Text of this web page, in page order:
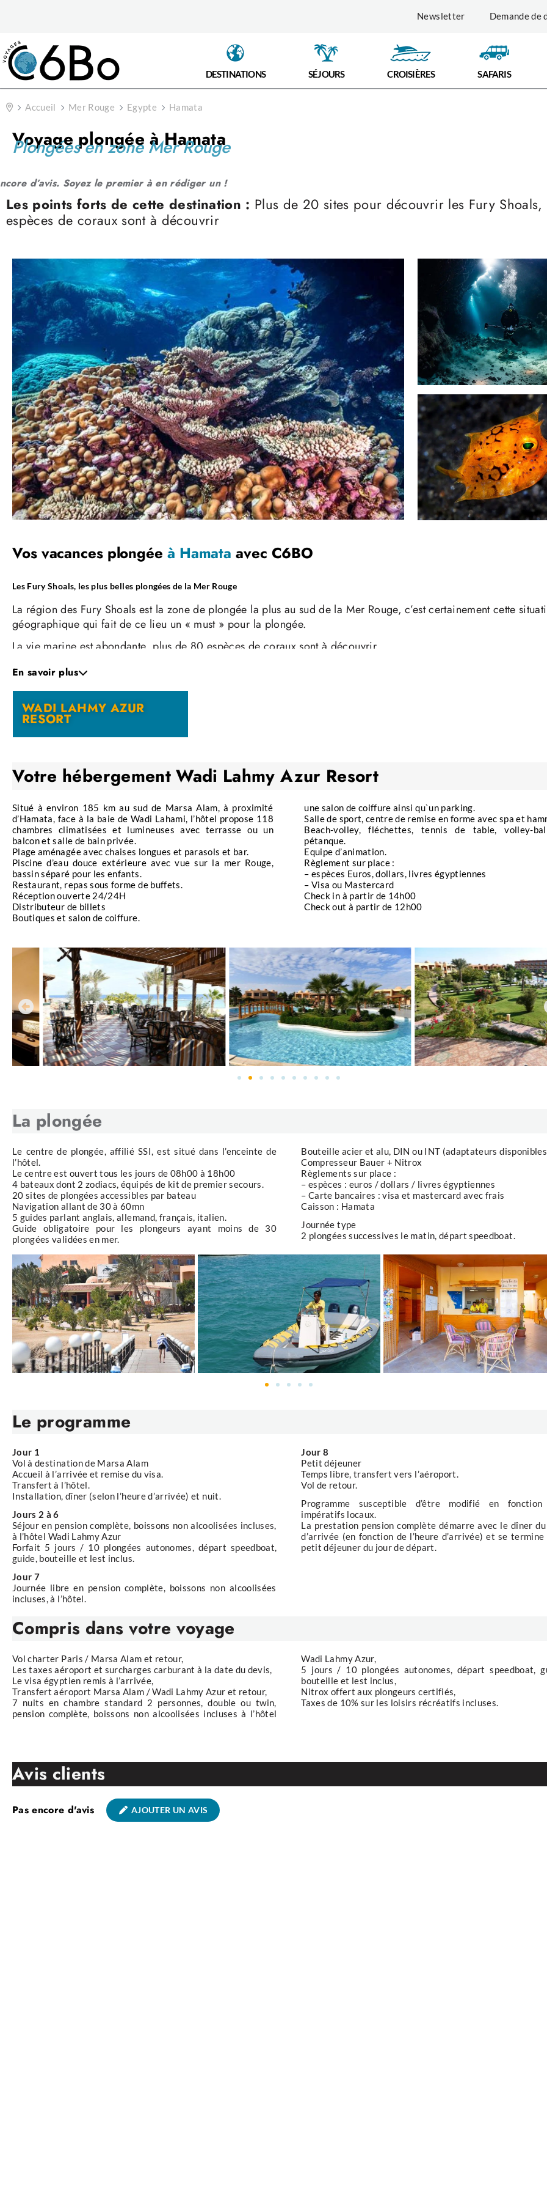
Newsletter Demande de
DESTINATIONS SÉJOURS CROISIÈRES SAFARIS
Accueil Mer Rouge Egypte Hamata
Voyage plongée à Hamata
Plongées en zone Mer Rouge
d’avis. Soyez le premier à en rédiger un !
Les points forts de cette destination : Plus de 20 sites pour découvrir les Fury
espèces de coraux sont à découvrir
Vos vacances plongée à Hamata avec C6BO
Les Fury Shoals, les plus belles plongées de la Mer Rouge
La région des Fury Shoals est la zone de plongée la plus au sud de la Mer Rouge, c’est certainement cette
géographique qui fait de ce lieu un « must » pour la plongée.
La vie marine est abondante, plus de 80 espèces de coraux sont à découvrir.
Au final, c’est une vingtaine de sites qui vont être accessibles, soit en house reef, soit par bateau et le tout dans
ambiance décontractée, propice à l’émerveillement.
En savoir plus
WADI LAHMY AZUR
RESORT
Votre hébergementWadi Lahmy Azur Resort
Situé à environ 185 km au sud de Marsa Alam, à proximité
d’Hamata, face à la baie de Wadi Lahami, l’hôtel propose 118
chambres climatisées et lumineuses avec terrasse ou un
balcon et salle de bain privée.
Plage aménagée avec chaises longues et parasols et bar.
Piscine d’eau douce extérieure avec vue sur la mer Rouge,
bassin séparé pour les enfants.
Restaurant, repas sous forme de buffets.
Réception ouverte 24/24H
Distributeur de billets
Boutiques et salon de coiffure.
une salon de coiffure ainsi qu`un parking.
Salle de sport, centre de remise en forme avec spa et
Beach-volley, fléchettes, tennis de table, volley-
pétanque.
Equipe d’animation.
Règlement sur place :
– espèces Euros, dollars, livres égyptiennes
– Visa ou Mastercard
Check in à partir de 14h00
Check out à partir de 12h00
La plongée
Le centre de plongée, affilié SSI, est situé dans l’enceinte de
l’hôtel.
Le centre est ouvert tous les jours de 08h00 à 18h00
4 bateaux dont 2 zodiacs, équipés de kit de premier secours.
20 sites de plongées accessibles par bateau
Navigation allant de 30 à 60mn
5 guides parlant anglais, allemand, français, italien.
Guide obligatoire pour les plongeurs ayant moins de 30
plongées validées en mer.
Bouteille acier et alu, DIN ou INT (adaptateurs
Compresseur Bauer + Nitrox
Règlements sur place :
– espèces : euros / dollars / livres égyptiennes
– Carte bancaires : visa et mastercard avec frais
Caisson : Hamata
Journée type
2 plongées successives le matin, départ speedboat.
Le programme
Jour 1
Vol à destination de Marsa Alam
Accueil à l’arrivée et remise du visa.
Transfert à l’hôtel.
Installation, dîner (selon l’heure d’arrivée) et nuit.
Jours 2 à 6
Séjour en pension complète, boissons non alcoolisées incluses,
à l’hôtel Wadi Lahmy Azur
Forfait 5 jours / 10 plongées autonomes, départ speedboat,
guide, bouteille et lest inclus.
Jour 7
Journée libre en pension complète, boissons non alcoolisées
incluses, à l’hôtel.
Jour 8
Petit déjeuner
Temps libre, transfert vers l’aéroport.
Vol de retour.
Programme susceptible d’être modifié en
impératifs locaux.
La prestation pension complète démarre avec le dîner
d’arrivée (en fonction de l’heure d’arrivée) et se
petit déjeuner du jour de départ.
Compris dans votre voyage
Vol charter Paris / Marsa Alam et retour,
Les taxes aéroport et surcharges carburant à la date du devis,
Le visa égyptien remis à l’arrivée,
Transfert aéroport Marsa Alam / Wadi Lahmy Azur et retour,
7 nuits en chambre standard 2 personnes, double ou twin,
pension complète, boissons non alcoolisées incluses à l’hôtel
Wadi Lahmy Azur,
5 jours / 10 plongées autonomes, départ speedboat,
bouteille et lest inclus,
Nitrox offert aux plongeurs certifiés,
Taxes de 10% sur les loisirs récréatifs incluses.
Avis clients
Pas encore d'avis AJOUTER UN AVIS